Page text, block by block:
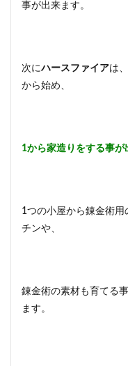
事が出来ます。
次にハースファイアは
から始め、
1から家造りをする事が
1つの小屋から錬金術
チンや、
錬金術の素材も育てる
ます。